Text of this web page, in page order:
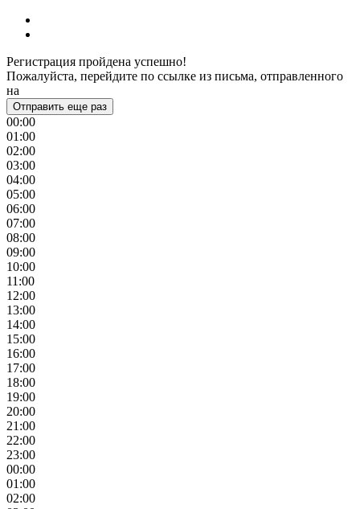
Регистрация пройдена успешно!
Пожалуйста, перейдите по ссылке из письма, отправленного
на
Отправить еще раз
00:00
01:00
02:00
03:00
04:00
05:00
06:00
07:00
08:00
09:00
10:00
11:00
12:00
13:00
14:00
15:00
16:00
17:00
18:00
19:00
20:00
21:00
22:00
23:00
00:00
01:00
02:00